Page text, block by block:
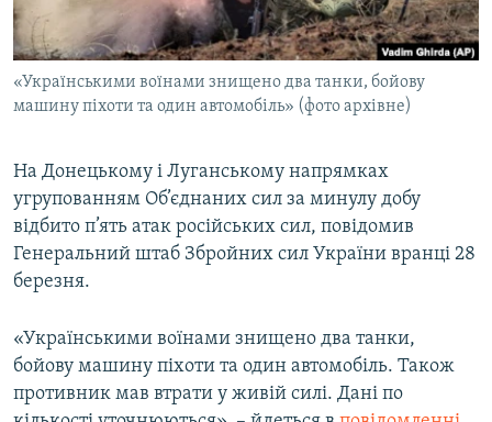
КРИМ РЕАЛІЇ
РУС
УКР
ДОЛУЧАЙСЯ!
Усі сайти RFE/RL
«Українськими воїнами знищено два танки, бойову
машину піхоти та один автомобіль» (фото архівне)
На Донецькому і Луганському напрямках
угрупованням Об’єднаних сил за минулу добу
відбито п’ять атак російських сил, повідомив
Генеральний штаб Збройних сил України вранці 28
березня.
«Українськими воїнами знищено два танки,
бойову машину піхоти та один автомобіль. Також
противник мав втрати у живій силі. Дані по